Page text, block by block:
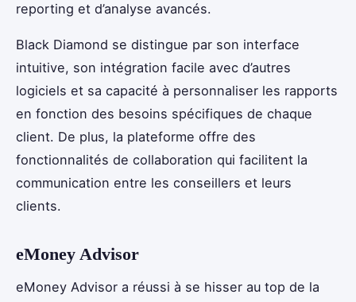
reporting et d’analyse avancés.
Black Diamond se distingue par son interface
intuitive, son intégration facile avec d’autres
logiciels et sa capacité à personnaliser les rapports
en fonction des besoins spécifiques de chaque
client. De plus, la plateforme offre des
fonctionnalités de collaboration qui facilitent la
communication entre les conseillers et leurs
clients.
eMoney Advisor
eMoney Advisor a réussi à se hisser au top de la